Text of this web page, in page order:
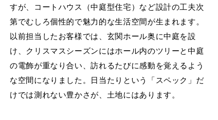
すが、コートハウス（中庭型住宅）など設計の工夫次
第でむしろ個性的で魅力的な生活空間が生まれます。
以前担当したお客様では、玄関ホール奥に中庭を設
け、クリスマスシーズンにはホール内のツリーと中庭
の電飾が重なり合い、訪れるたびに感動を覚えるよう
な空間になりました。日当たりという「スペック」だ
けでは測れない豊かさが、土地にはあります。